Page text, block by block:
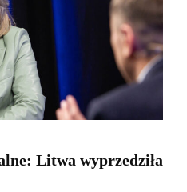
Litwa wyprzedziła